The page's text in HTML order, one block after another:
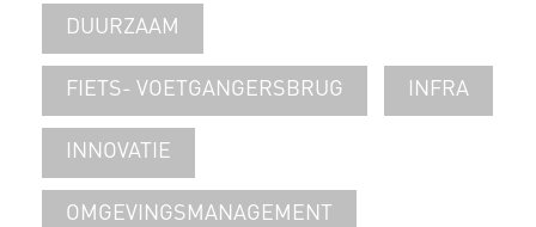
DUURZAAM
FIETS- VOETGANGERSBRUG INFRA
INNOVATIE
OMGEVINGSMANAGEMENT